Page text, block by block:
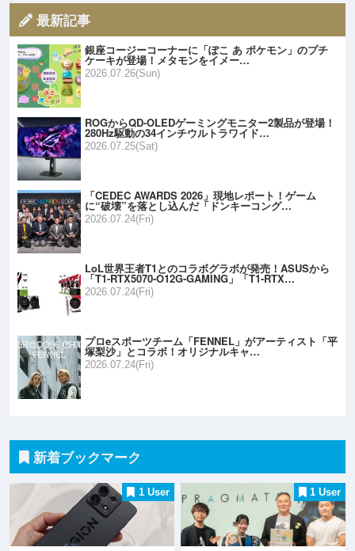
最新記事
銀座コージーコーナーに「ぽこ あ ポケモン」のプチ
ケーキが登場！メタモンをイメー…
2026.07.26(Sun)
ROGからQD-OLEDゲーミングモニター2製品が登場！
280Hz駆動の34インチウルトラワイド…
2026.07.25(Sat)
「CEDEC AWARDS 2026」現地レポート！ゲーム
に“破壊”を落とし込んだ「ドンキーコング…
2026.07.24(Fri)
LoL世界王者T1とのコラボグラボが発売！ASUSから
「T1-RTX5070-O12G-GAMING」「T1-RTX…
2026.07.24(Fri)
プロeスポーツチーム「FENNEL」がアーティスト「平
塚梨沙」とコラボ！オリジナルキャ…
2026.07.24(Fri)
新着ブックマーク
1 User 1 User